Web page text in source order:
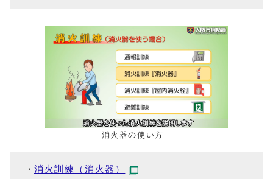
消火器の使い方
消火訓練（消火器）